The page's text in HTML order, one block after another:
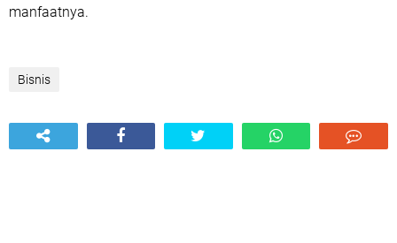
manfaatnya.
Bisnis